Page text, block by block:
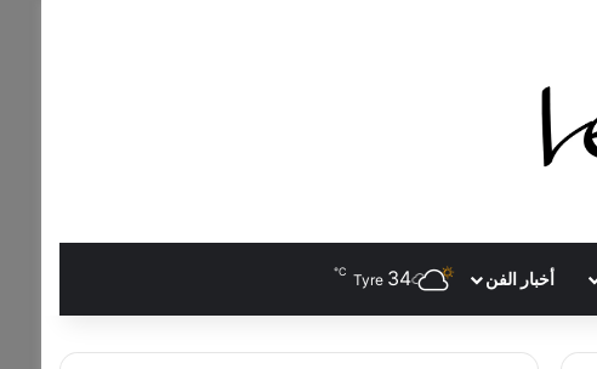
أخبار الفن Tyre 34
℃